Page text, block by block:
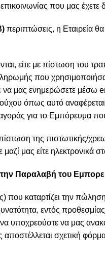
που μας έχετε
περιπτώσεις, η Εταιρεία
είτε με πίστωση του
που
μας ενημερώσετε μέσω
όπως αυτό
για το Εμπόρευμα
της πιστωτικής/
μας είτε ηλεκτρονικά
Παραλαβή του
καταρτίζει την πώληση
δυνατότητα, εντός
υποχρεούστε να μας
σχετική